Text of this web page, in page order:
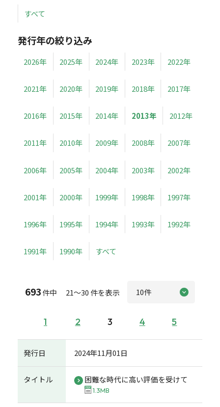
すべて
発行年の絞り込み
2026年 2025年 2024年 2023年 2022年
2021年 2020年 2019年 2018年 2017年
2016年 2015年 2014年 2013年 2012年
2011年 2010年 2009年 2008年 2007年
2006年 2005年 2004年 2003年 2002年
2001年 2000年 1999年 1998年 1997年
1996年 1995年 1994年 1993年 1992年
1991年 1990年 すべて
693件中 21～30 件を表示
1 2 3 4 5
発行日 2024年11月01日
タイトル 困難な時代に高い評価を受けて
1.3MB